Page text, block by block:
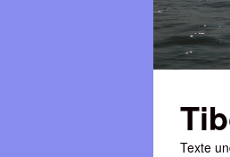
Texte